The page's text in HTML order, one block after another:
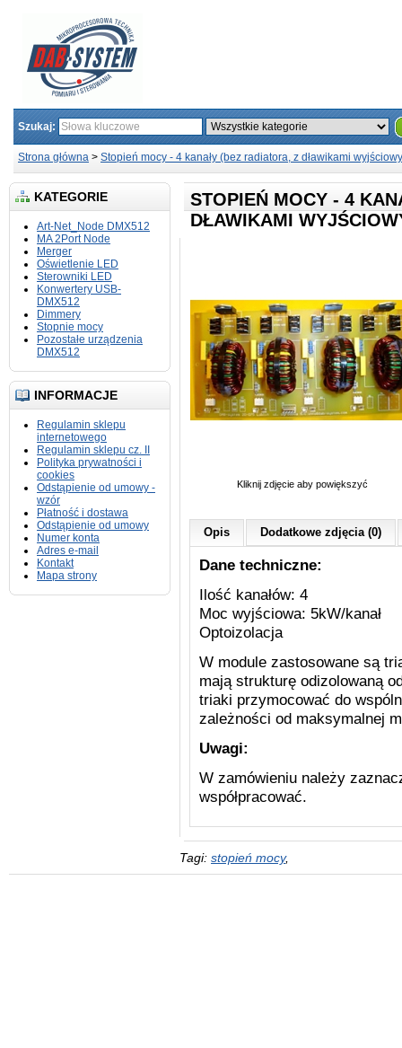
Szukaj:
Strona główna > Stopień mocy - 4 kanały (bez radiatora, z dławikami
KATEGORIE
Art-Net_Node DMX512
MA 2Port Node
Merger
Oświetlenie LED
Sterowniki LED
Konwertery USB-
DMX512
Dimmery
Stopnie mocy
Pozostałe urządzenia
DMX512
INFORMACJE
Regulamin sklepu
internetowego
Regulamin sklepu cz. II
Polityka prywatności i
cookies
Odstąpienie od umowy -
wzór
Płatność i dostawa
Odstąpienie od umowy
Numer konta
Adres e-mail
Kontakt
Mapa strony
STOPIEŃ MOCY - 4
DŁAWIKAMI
Kliknij zdjęcie aby powiększyć
Opis Dodatkowe zdjęcia (0)
Dane techniczne:
Ilość kanałów: 4
Moc wyjściowa: 5kW/kanał
Optoizolacja
W module zastosowane są
mają strukturę odizolowaną
triaki przymocować do
zależności od maksymalnej
Uwagi:
W zamówieniu należy
współpracować.
Tagi: stopień mocy,